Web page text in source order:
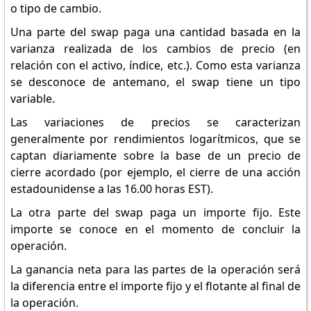
o tipo de cambio.
Una parte del swap paga una cantidad basada en la
varianza realizada de los cambios de precio (en
relación con el activo, índice, etc.). Como esta varianza
se desconoce de antemano, el swap tiene un tipo
variable.
Las variaciones de precios se caracterizan
generalmente por rendimientos logarítmicos, que se
captan diariamente sobre la base de un precio de
cierre acordado (por ejemplo, el cierre de una acción
estadounidense a las 16.00 horas EST).
La otra parte del swap paga un importe fijo. Este
importe se conoce en el momento de concluir la
operación.
La ganancia neta para las partes de la operación será
la diferencia entre el importe fijo y el flotante al final de
la operación.